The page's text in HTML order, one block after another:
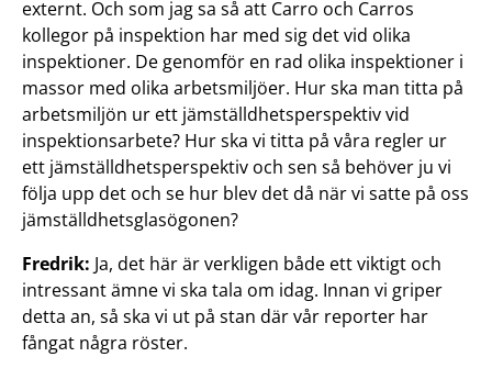
externt. Och som jag sa så att Carro och Carros
kollegor på inspektion har med sig det vid olika
inspektioner. De genomför en rad olika inspektioner i
massor med olika arbetsmiljöer. Hur ska man titta på
arbetsmiljön ur ett jämställdhetsperspektiv vid
inspektionsarbete? Hur ska vi titta på våra regler ur
ett jämställdhetsperspektiv och sen så behöver ju vi
följa upp det och se hur blev det då när vi satte på oss
jämställdhetsglasögonen?
Fredrik: Ja, det här är verkligen både ett viktigt och
intressant ämne vi ska tala om idag. Innan vi griper
detta an, så ska vi ut på stan där vår reporter har
fångat några röster.